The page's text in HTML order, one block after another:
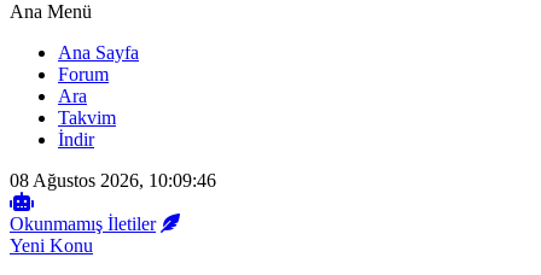
Ana Menü
Ana Sayfa
Forum
Ara
Takvim
İndir
08 Ağustos 2026, 10:09:46
Okunmamış İletiler
Yeni Konu